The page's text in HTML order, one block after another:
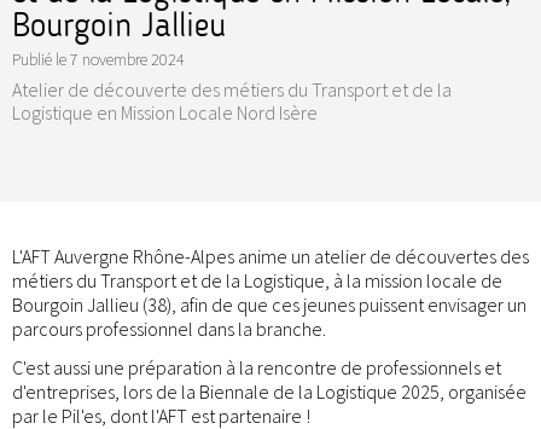
Bourgoin Jallieu
Publié le7 novembre 2024
Atelier de découverte des métiers du Transport et de la
Logistique en Mission Locale Nord Isère
L'AFT Auvergne Rhône-Alpes anime un atelier de découvertes des
métiers du Transport et de la Logistique, à la mission locale de
Bourgoin Jallieu (38), afin de que ces jeunes puissent envisager un
parcours professionnel dans la branche.
C'est aussi une préparation à la rencontre de professionnels et
d'entreprises, lors de la Biennale de la Logistique 2025, organisée
par le Pil'es, dont l'AFT est partenaire !